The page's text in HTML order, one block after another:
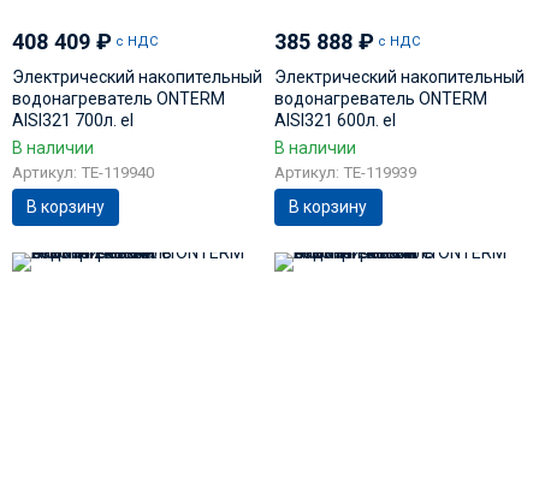
408 409 ₽ с НДС
Электрический накопительный
водонагреватель ONTERM
AISI321 700л. el
В наличии
Артикул: TE-119940
В корзину
385 888₽ с НДС
Электрический накопительный
водонагреватель ONTERM
AISI321 600л. el
В наличии
Артикул: TE-119939
В корзину